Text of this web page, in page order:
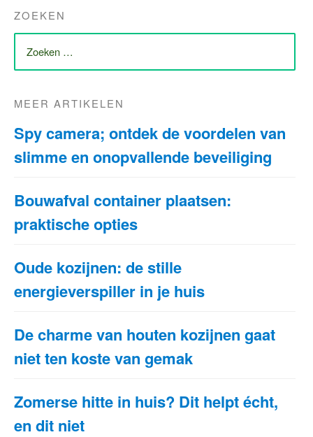
ZOEKEN
ZOEK
NAAR:
MEER ARTIKELEN
Spy camera; ontdek de voordelen van
slimme en onopvallende beveiliging
Bouwafval container plaatsen:
praktische opties
Oude kozijnen: de stille
energieverspiller in je huis
De charme van houten kozijnen gaat
niet ten koste van gemak
Zomerse hitte in huis? Dit helpt écht,
en dit niet